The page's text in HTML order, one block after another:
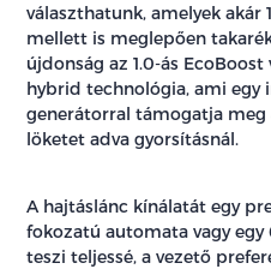
választhatunk, amelyek akár
mellett is meglepően
újdonság az 1.0-ás
hybrid technológia, ami
generátorral támogatja
löketet adva gyorsításnál.
A hajtáslánc kínálatát egy
fokozatú automata vagy egy
teszi teljessé, a vezető